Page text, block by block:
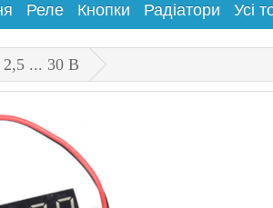
Реле Кнопки Радіатори Усі
2,5 ... 30 В